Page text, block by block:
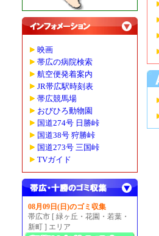
映画
帯広の病院検索
航空便発着案内
JR帯広駅時刻表
帯広競馬場
おびひろ動物園
国道274号 日勝峠
国道38号 狩勝峠
国道273号 三国峠
TVガイド
08月09日(日)のゴミ収集
帯広市 [ 緑ヶ丘・花園・若葉・
新町 ] エリア